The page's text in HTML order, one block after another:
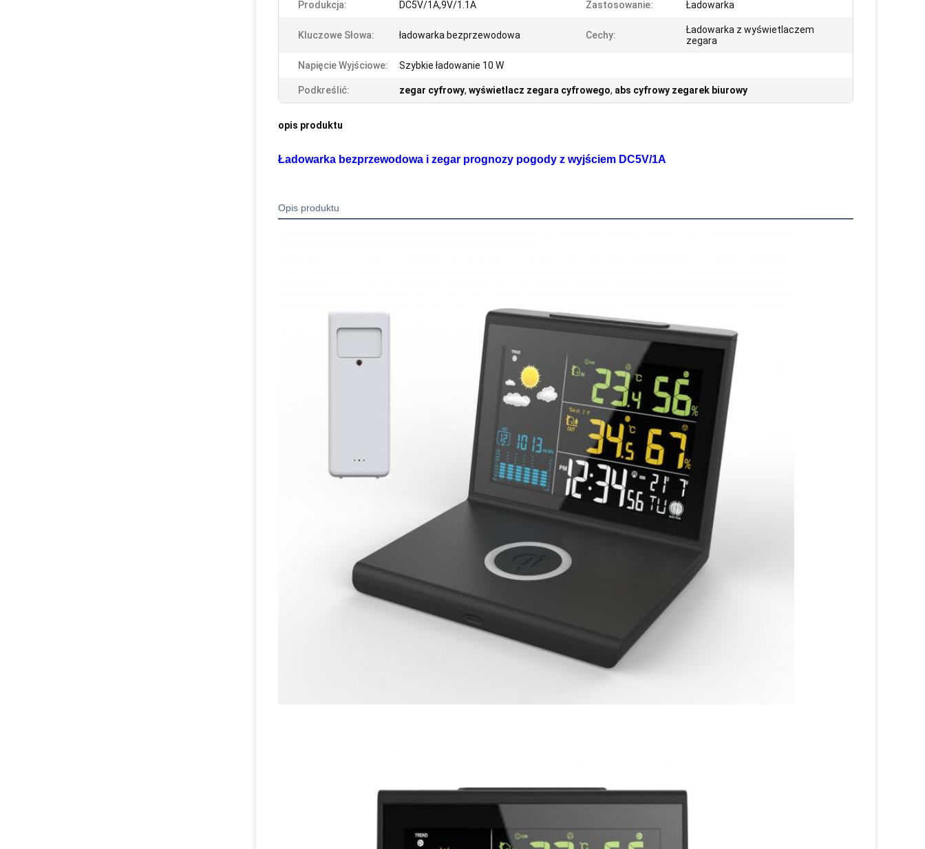
Produkcja: DC5V/1A,9V/1.1A Zastosowanie: Ładowarka
Kluczowe Słowa: ładowarka bezprzewodowa Cechy:
Ładowarka z wyświetlaczem
zegara
Napięcie Wyjściowe: Szybkie ładowanie 10 W
Podkreślić: zegar cyfrowy, wyświetlacz zegara cyfrowego, abs cyfrowy zegarek biurowy
opis produktu
Ładowarka bezprzewodowa i zegar prognozy pogody z wyjściem DC5V/1A
Opis produktu